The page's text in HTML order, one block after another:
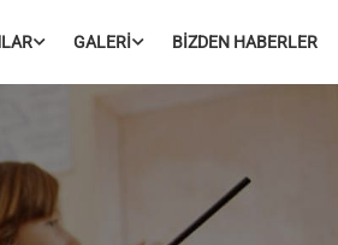
GALERİ BİZDEN HABERLER